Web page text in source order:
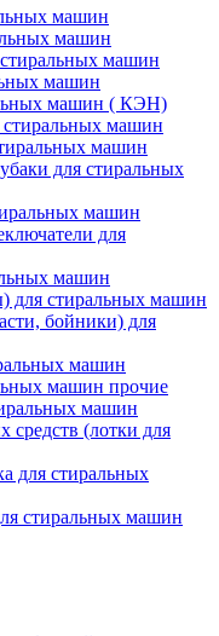
машин
машин
машин
машин
машин ( КЭН)
машин
машин
для стиральных
машин
для
машин
для стиральных машин
бойники) для
машин
машин прочие
машин
(лотки для
для стиральных
стиральных машин